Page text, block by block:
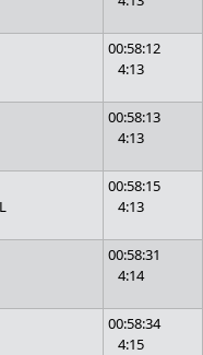
00:58:12
4:13
00:58:13
4:13
00:58:15
4:13
00:58:31
4:14
00:58:34
4:15